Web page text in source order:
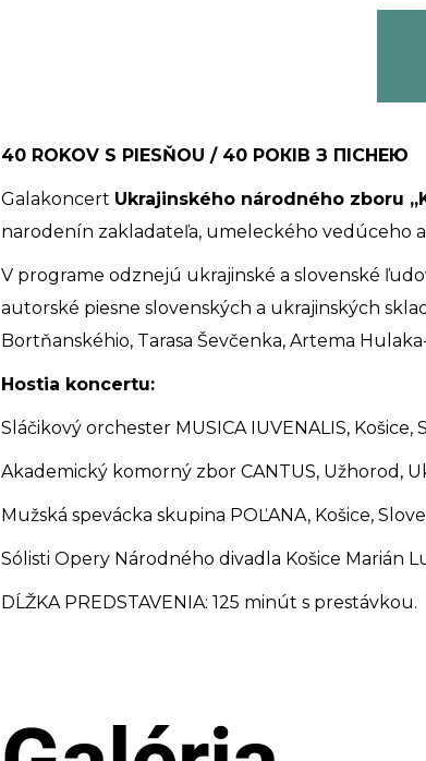
40 ROKOV S PIESŇOU / 40 РОКІВ З ПІСНЕЮ
Galakoncert Ukrajinského národného zboru
narodenín zakladateľa, umeleckého vedúceho
V programe odznejú ukrajinské a slovenské
autorské piesne slovenských a ukrajinských
Bortňanskéhio, Tarasa Ševčenka, Artema
Hostia koncertu:
Sláčikový orchester MUSICA IUVENALIS, Košice,
Akademický komorný zbor CANTUS, Užhorod,
Mužská spevácka skupina POĽANA, Košice,
Sólisti Opery Národného divadla Košice Marián
DĹŽKA PREDSTAVENIA: 125 minút s prestávkou.